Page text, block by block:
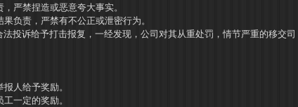
严禁捏造或恶意夸大事实。
负责，严禁有不公正或泄密行为。
投诉给予打击报复，一经发现，公司对其从重处罚，情节严重的移交司
人给予奖励。
一定的奖励。